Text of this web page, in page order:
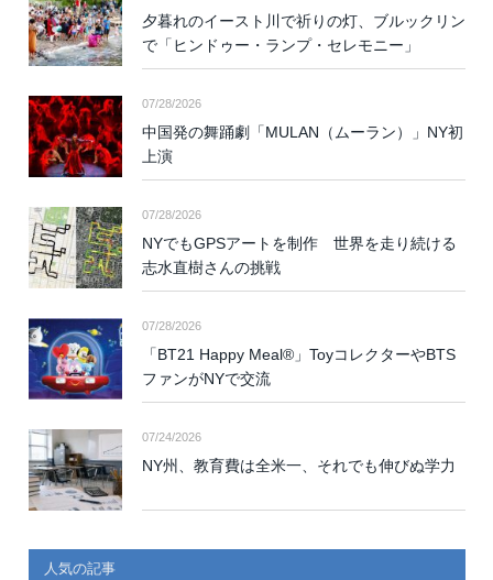
夕暮れのイースト川で祈りの灯、ブルックリン
で「ヒンドゥー・ランプ・セレモニー」
07/28/2026
中国発の舞踊劇「MULAN（ムーラン）」NY初
上演
07/28/2026
NYでもGPSアートを制作 世界を走り続ける
志水直樹さんの挑戦
07/28/2026
「BT21 Happy Meal®」ToyコレクターやBTS
ファンがNYで交流
07/24/2026
NY州、教育費は全米一、それでも伸びぬ学力
人気の記事